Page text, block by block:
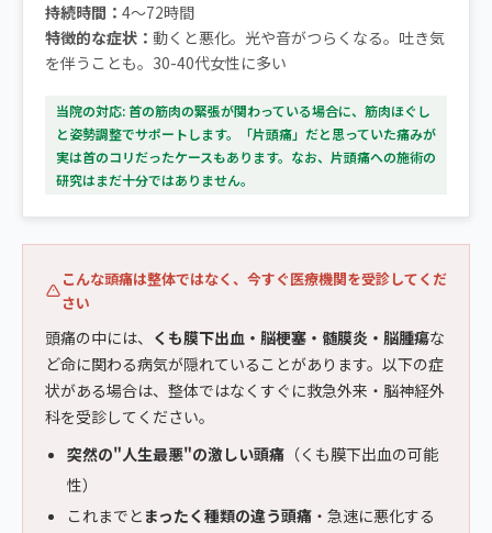
持続時間： 4〜72時間
特徴的な症状： 動くと悪化。光や音がつらくなる。吐き気
を伴うことも。30-40代女性に多い
当院の対応: 首の筋肉の緊張が関わっている場合に、筋肉ほぐし
と姿勢調整でサポートします。「片頭痛」だと思っていた痛みが
実は首のコリだったケースもあります。なお、片頭痛への施術の
研究はまだ十分ではありません。
こんな頭痛は整体ではなく、今すぐ医療機関を受診してくだ
さい
頭痛の中には、 くも膜下出血・脳梗塞・髄膜炎・脳腫瘍な
ど命に関わる病気が隠れていることがあります。以下の症
状がある場合は、整体ではなくすぐに救急外来・脳神経外
科を受診してください。
突然の"人生最悪"の激しい頭痛 （くも膜下出血の可能
性）
これまでと まったく種類の違う頭痛 ・急速に悪化する